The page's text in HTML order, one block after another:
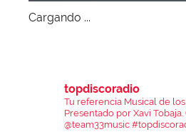
Cargando ...
topdiscoradio
Tu referencia Musical de
Presentado por Xavi Tobaja.
@team33music